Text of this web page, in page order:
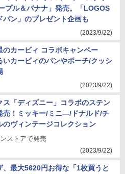
プル＆バナナ」発売。「LOGOS
パン」のプレゼント企画も
(2023/9/22)
のカービィ コラボキャンペー
いカービィのパンやポーチ/クッシ
(2023/9/22)
ス「ディズニー」コラボのステン
売！ミッキー/ミニ―/ドナルド/チ
のヴィンテージコレクション
ストアで発売
(2023/9/22)
、最大5620円お得な「1枚買うと